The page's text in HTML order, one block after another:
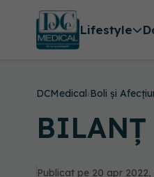
Lifestyle
DCMedical›Boli și
Publicat pe 20 apr 2022,